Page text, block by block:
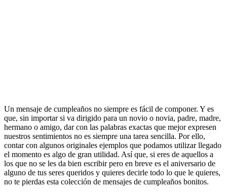
Un mensaje de cumpleaños no siempre es fácil de componer. Y es
que, sin importar si va dirigido para un novio o novia, padre, madre,
hermano o amigo, dar con las palabras exactas que mejor expresen
nuestros sentimientos no es siempre una tarea sencilla. Por ello,
contar con algunos originales ejemplos que podamos utilizar llegado
el momento es algo de gran utilidad. Así que, si eres de aquellos a
los que no se les da bien escribir pero en breve es el aniversario de
alguno de tus seres queridos y quieres decirle todo lo que le quieres,
no te pierdas esta colección de mensajes de cumpleaños bonitos.